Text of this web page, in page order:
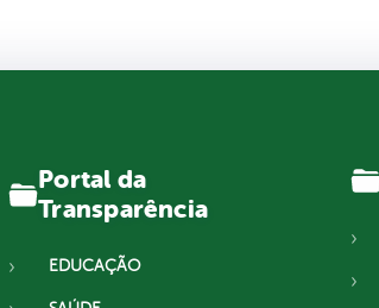
Portal da
Transparência
EDUCAÇÃO